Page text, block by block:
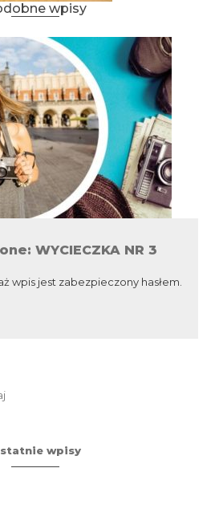
wpisy
WYCIECZKA NR 3
wpis jest zabezpieczony hasłem.
wpisy